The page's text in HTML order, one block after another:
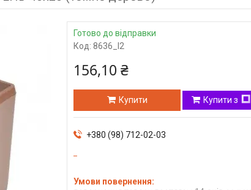
Готово до відправки
Код: 8636_I2
156,10 ₴
Купити Купити з
+380 (98) 712-02-03